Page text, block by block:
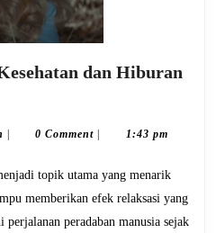
dan Hiburan
admin 0 Comment 1:43 pm
memberikan efek relaksasi yang
peradaban manusia sejak